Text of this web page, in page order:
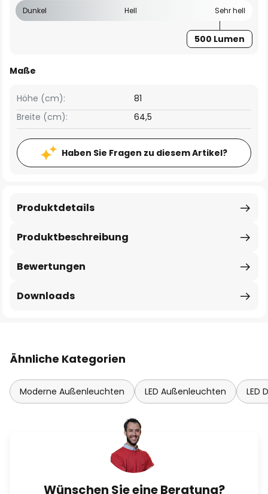
Dunkel Hell Sehr hell
500 Lumen
Maße
Breite (cm): 64,5
Höhe (cm): 81
Haben Sie Fragen zu diesem Artikel?
Produktbeschreibung
Produktdetails
Bewertungen
Downloads
Ähnliche Kategorien
Moderne Außenleuchten LED Außenleuchten LED
Wünschen Sie eine Beratung?